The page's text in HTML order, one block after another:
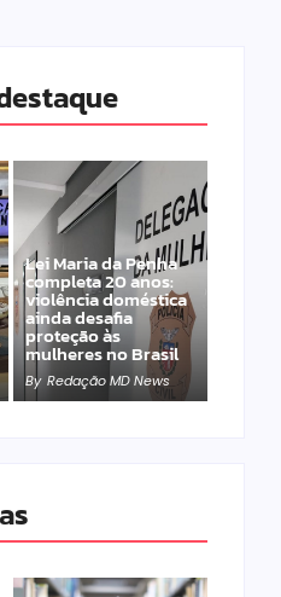
Lei Maria da Penha
completa 20 anos:
violência doméstica
ainda desafia
proteção às
mulheres no Brasil
By Redação MD News